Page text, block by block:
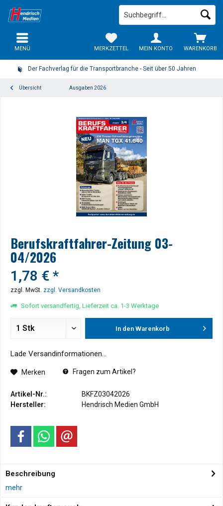
Der Fachverlag für die Transportbranche - Seit über 50 Jahren
MENÜ WARENKORB
MERKZETTEL MEIN KONTO
Übersicht Ausgaben 2026
Berufskraftfahrer-Zeitung 03-
04/2026
1,78 € *
zzgl. MwSt. zzgl. Versandkosten
Sofort versandfertig, Lieferzeit ca. 1-3 Werktage
In den Warenkorb
Lade Versandinformationen...
Merken Fragen zum Artikel?
Artikel-Nr.:
BKFZ03042026
Hersteller:
Hendrisch Medien GmbH
Beschreibung
mehr